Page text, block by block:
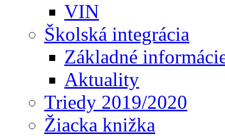
VIN
Školská integrácia
Základné
Aktuality
Triedy 2019/2020
Žiacka knižka